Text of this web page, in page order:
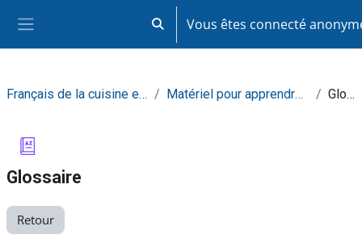
Activer/désactiver la saisie de
Vous êtes connecté
Français de la cuisine et de la restauration Matériel pour apprendre de façon autonome Glossaire
Glossaire
Retour